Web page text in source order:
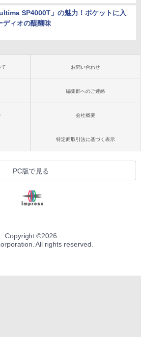
SP4000T」の魅力！ポケットに入
ディオの醍醐味
お問い合わせ
編集部へのご連絡
会社概要
特定商取引法に基づく表示
PC版で見る
Copyright ©2026
All rights reserved.